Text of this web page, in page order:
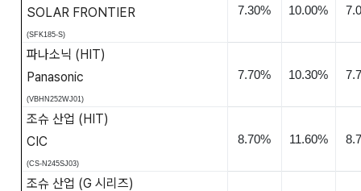
7.30% 10.00%
SOLAR FRONTIER
(SFK185-S)
파나소닉 (HIT)
7.70% 10.30%
Panasonic
(VBHN252WJ01)
조슈 산업 (HIT)
8.70% 11.60%
CIC
(CS-N245SJ03)
조슈 산업 (G시리즈)